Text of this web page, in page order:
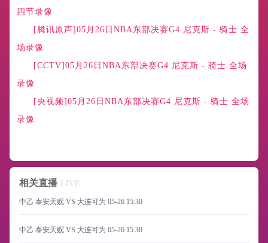
四节录像
[腾讯原声]05月26日NBA东部决赛G4 尼克斯 - 骑士 全
场录像
[CCTV]05月26日NBA东部决赛G4 尼克斯 - 骑士 全场
录像
[央视频]05月26日NBA东部决赛G4 尼克斯 - 骑士 全场
录像
相关直播 LIVE
中乙 泰安天贶 VS 大连可为 05-26 15:30
中乙 泰安天贶 VS 大连可为 05-26 15:30